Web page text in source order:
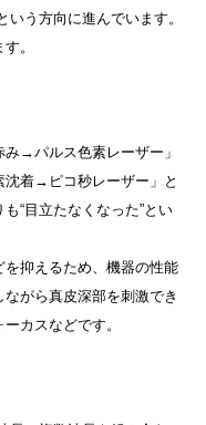
う方向に進んでいます。
。
→パルス色素レーザー」
沈着→ピコ秒レーザー」と
“目立たなくなった”とい
抑えるため、機器の性能
がら真皮深部を刺激でき
カスなどです。